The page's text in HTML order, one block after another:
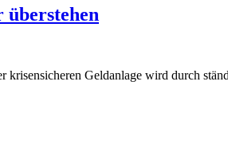
Geldanlage wird durch